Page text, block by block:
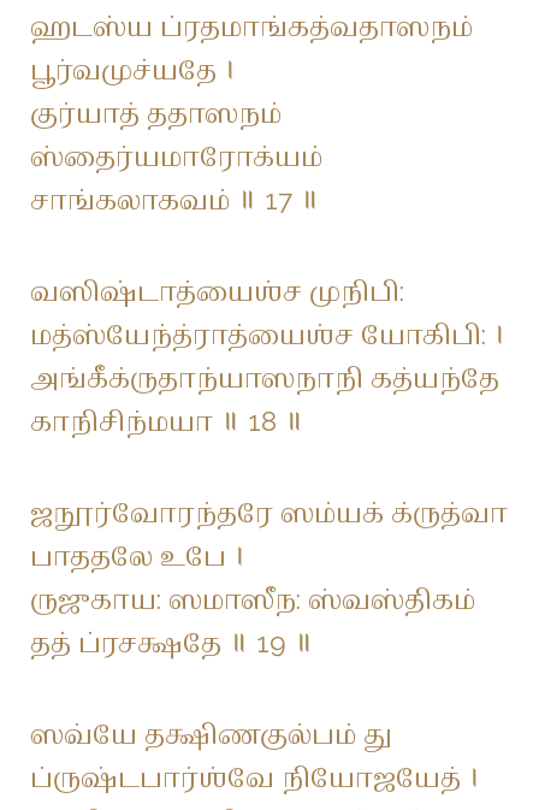
ஹடஸ்ய ப்ரதமாங்கத்வதாஸநம்
பூர்வமுச்யதே ।
குர்யாத் ததாஸநம்
ஸ்தைர்யமாரோக்யம்
சாங்கலாகவம் ॥ 17 ॥
வஸிஷ்டாத்யைஶ்ச முநிபி:
மத்ஸ்யேந்த்ராத்யைஶ்ச யோகிபி: ।
அங்கீக்ருதாந்யாஸநாநி கத்யந்தே
காநிசிந்மயா ॥ 18 ॥
ஜநூர்வோரந்தரே ஸம்யக் க்ருத்வா
பாததலே உபே ।
ருஜுகாய: ஸமாஸீந: ஸ்வஸ்திகம்
தத் ப்ரசக்ஷதே ॥ 19 ॥
ஸவ்யே தக்ஷிணகுல்பம் து
ப்ருஷ்டபார்ஶ்வே நியோஜயேத் ।